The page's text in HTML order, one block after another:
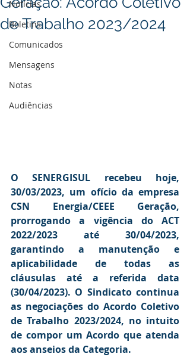
Notícias
Boletins
Comunicados
Mensagens
Notas
Audiências
de Trabalho 2023/2024
O SENERGISUL recebeu hoje,
30/03/2023, um ofício da empresa
CSN Energia/CEEE Geração,
prorrogando a vigência do ACT
2022/2023 até 30/04/2023,
garantindo a manutenção e
aplicabilidade de todas as
cláusulas até a referida data
(30/04/2023). O Sindicato continua
as negociações do Acordo Coletivo
de Trabalho 2023/2024, no intuito
de compor um Acordo que atenda
aos anseios da Categoria.